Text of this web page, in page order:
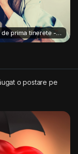
Dating-ul online pentru cei trecuti de prima tinerete - da sau nu?
o postare pe